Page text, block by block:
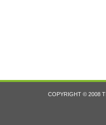
COPYRIGHT © 2008